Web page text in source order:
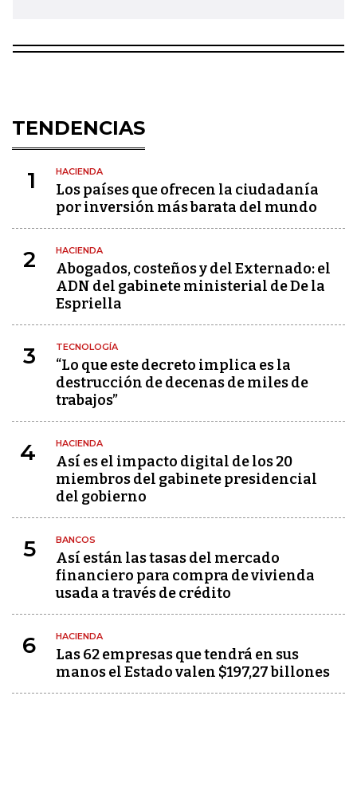
TENDENCIAS
1 HACIENDA
Los países que ofrecen la ciudadanía
por inversión más barata del mundo
2 HACIENDA
Abogados, costeños y del Externado: el
ADN del gabinete ministerial de De la
Espriella
3 TECNOLOGÍA
“Lo que este decreto implica es la
destrucción de decenas de miles de
trabajos”
4 HACIENDA
Así es el impacto digital de los 20
miembros del gabinete presidencial
del gobierno
5 BANCOS
Así están las tasas del mercado
financiero para compra de vivienda
usada a través de crédito
6 HACIENDA
Las 62 empresas que tendrá en sus
manos el Estado valen $197,27 billones